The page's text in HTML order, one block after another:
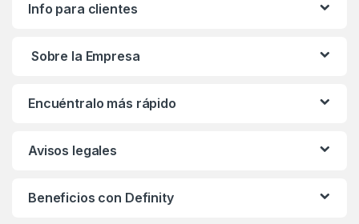
Info para clientes
Sobre la Empresa
Encuéntralo más rápido
Avisos legales
Beneficios con Definity